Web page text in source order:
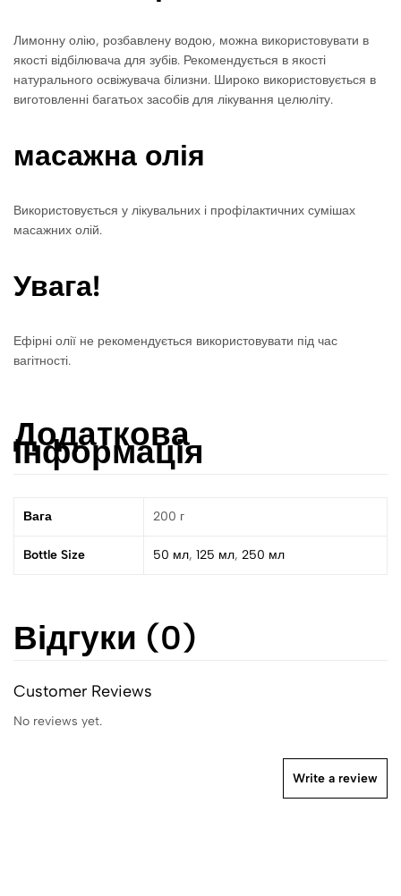
Лимонну олію, розбавлену водою, можна використовувати в
якості відбілювача для зубів. Рекомендується в якості
натурального освіжувача білизни. Широко використовується в
виготовленні багатьох засобів для лікування целюліту.
масажна олія
Використовується у лікувальних і профілактичних сумішах
масажних олій.
Увага!
Ефірні олії не рекомендується використовувати під час
вагітності.
Додаткова
інформація
Вага 200 г
Bottle Size 50 мл, 125 мл, 250 мл
Відгуки (0)
Customer Reviews
No reviews yet.
Write a review